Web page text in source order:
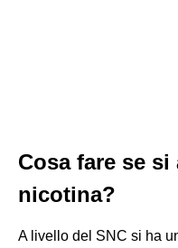
Cosa fare se
nicotina?
A livello del SNC si ha